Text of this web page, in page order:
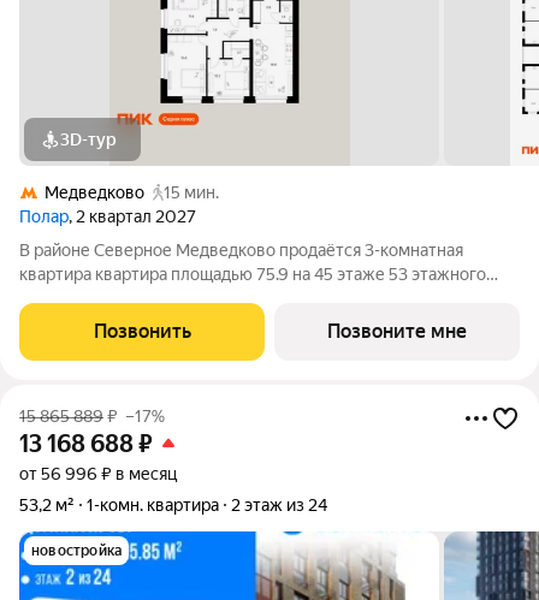
3D-тур
Медведково
15 мин.
Полар, 2 квартал 2027
В районе Северное Медведково продаётся 3-комнатная
квартира квартира площадью 75.9 на 45 этаже 53 этажного
расположение 17 минут пешком до станции метро
«Медведково». 8 минут на автомобиле до
Позвонить Позвоните мне
15 865 889₽ –17%
13 168 688₽
от 56 996 ₽ в месяц
53,2 м²
1-комн. квартира 2 этаж из 24
новостройка